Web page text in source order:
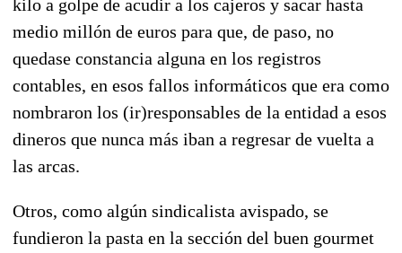
kilo a golpe de acudir a los cajeros y sacar hasta
medio millón de euros para que, de paso, no
quedase constancia alguna en los registros
contables, en esos fallos informáticos que era como
nombraron los (ir)responsables de la entidad a esos
dineros que nunca más iban a regresar de vuelta a
las arcas.
Otros, como algún sindicalista avispado, se
fundieron la pasta en la sección del buen gourmet